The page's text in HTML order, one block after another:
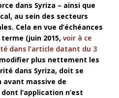
dans Syriza – ainsi que
au sein des secteurs
Cela en vue d’échéances
(juin 2015, voir à ce
dans l’article datant du 3
plus nettement les
dans Syriza, doit se
avant massive de
l’application n’est